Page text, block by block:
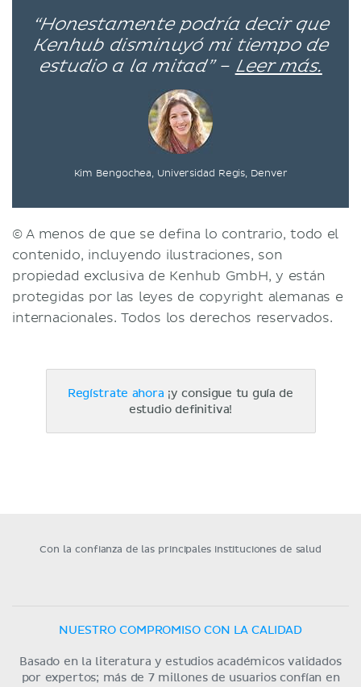
“Honestamente podría decir que
Kenhub disminuyó mi tiempo de
estudio a la mitad” – Leer más.
Kim Bengochea, Universidad Regis, Denver
© A menos de que se defina lo contrario, todo el
contenido, incluyendo ilustraciones, son
propiedad exclusiva de Kenhub GmbH, y están
protegidas por las leyes de copyright alemanas e
internacionales. Todos los derechos reservados.
Regístrate ahora ¡y consigue tu guía de
estudio definitiva!
Con la confianza de las principales instituciones de salud
NUESTRO COMPROMISO CON LA CALIDAD
Basado en la literatura y estudios académicos validados
por expertos; más de 7 millones de usuarios confían en